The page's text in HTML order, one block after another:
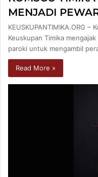
MENJADI
KEUSKUPANTIMIKA.ORG –
Keuskupan Timika
paroki untuk mengambil
Read More »